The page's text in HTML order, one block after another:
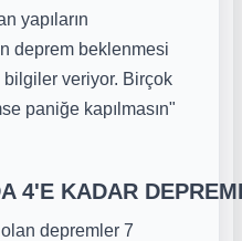
yapıların
deprem beklenmesi
veriyor. Birçok
paniğe kapılmasın"
4'E KADAR
depremler 7